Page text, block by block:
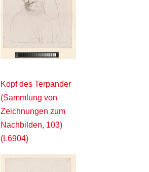
Kopf des Terpander
(Sammlung von
Zeichnungen zum
Nachbilden, 103)
(L6904)